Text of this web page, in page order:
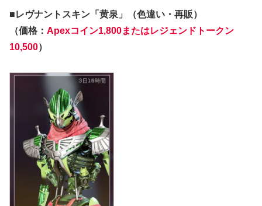
■レヴナントスキン「黄泉」（色違い・再販）
（価格： Apexコイン1,800またはレジェンドトークン
10,500）